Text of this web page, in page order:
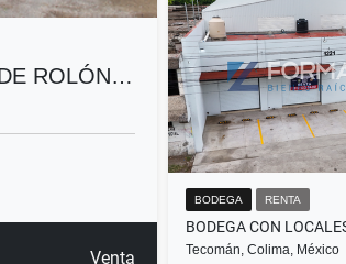
ROLÓN…
Venta
BODEGA RENTA
Tecomán, Colima, México